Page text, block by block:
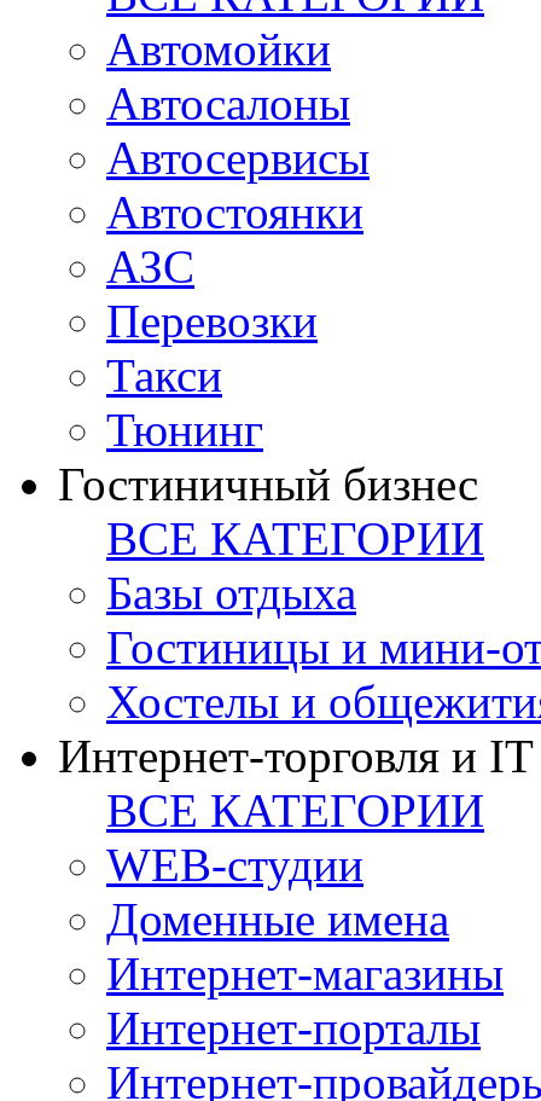
Автомойки
Автосалоны
Автосервисы
Автостоянки
АЗС
Перевозки
Такси
Тюнинг
Гостиничный бизнес
ВСЕ КАТЕГОРИИ
Базы отдыха
Гостиницы и мини-
Хостелы и
Интернет-торговля и IT
ВСЕ КАТЕГОРИИ
WEB-студии
Доменные имена
Интернет-магазины
Интернет-порталы
Интернет-